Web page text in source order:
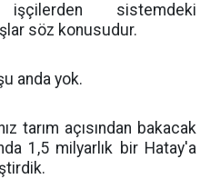
sistemdeki
söz konusudur.
anda yok.
tarım açısından bakacak
1,5 milyarlık bir Hatay'a